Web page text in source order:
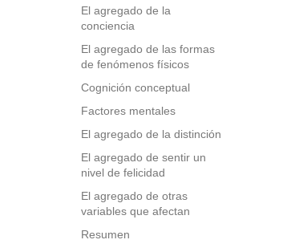
El agregado de la
conciencia
El agregado de las formas
de fenómenos físicos
Cognición conceptual
Factores mentales
El agregado de la distinción
El agregado de sentir un
nivel de felicidad
El agregado de otras
variables que afectan
Resumen